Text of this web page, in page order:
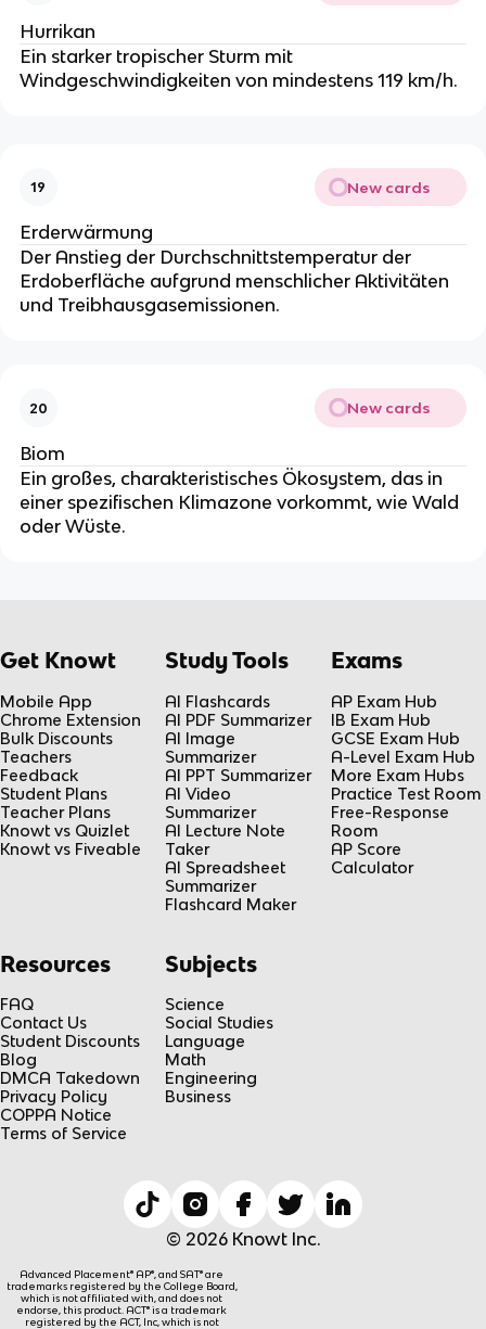
Hurrikan
Ein starker tropischer Sturm mit
Windgeschwindigkeiten von mindestens 119 km/h.
19 New cards
Erderwärmung
Der Anstieg der Durchschnittstemperatur der
Erdoberfläche aufgrund menschlicher Aktivitäten
und Treibhausgasemissionen.
20 New cards
Biom
Ein großes, charakteristisches Ökosystem, das in
einer spezifischen Klimazone vorkommt, wie Wald
oder Wüste.
Get Knowt
Mobile App
Chrome Extension
Bulk Discounts
Teachers
Feedback
Student Plans
Teacher Plans
Knowt vs Quizlet
Knowt vs Fiveable
Study Tools
AI Flashcards
AI PDF Summarizer
AI Image
Summarizer
AI PPT Summarizer
AI Video
Summarizer
AI Lecture Note
Taker
AI Spreadsheet
Summarizer
Flashcard Maker
Exams
AP Exam Hub
IB Exam Hub
GCSE Exam Hub
A-Level Exam Hub
More Exam Hubs
Practice Test Room
Free-Response
Room
AP Score
Calculator
Resources
FAQ
Contact Us
Student Discounts
Blog
DMCA Takedown
Privacy Policy
COPPA Notice
Terms of Service
Subjects
Science
Social Studies
Language
Math
Engineering
Business
© 2026 Knowt Inc.
Advanced Placement® AP®, and SAT® are
trademarks registered by the College Board,
which is not affiliated with, and does not
endorse, this product. ACT® is a trademark
registered by the ACT, Inc, which is not